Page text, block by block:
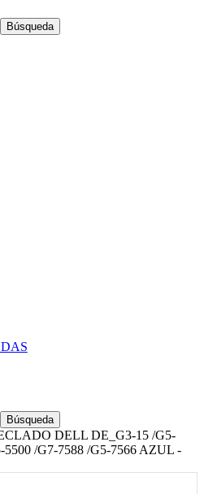
Búsqueda
Búsqueda
DELL DE_G3-15 /G5-
5500 /G7-7588 /G5-7566 AZUL -